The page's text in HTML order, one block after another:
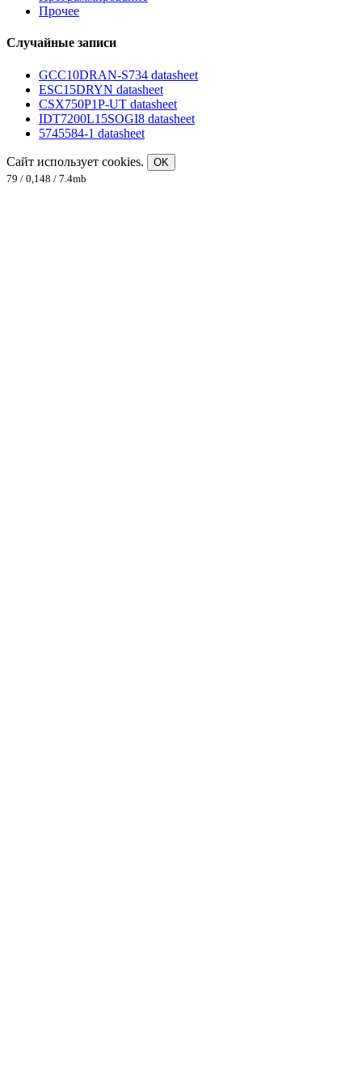
Прочее
Случайные записи
GCC10DRAN-S734 datasheet
ESC15DRYN datasheet
CSX750P1P-UT datasheet
IDT7200L15SOGI8 datasheet
5745584-1 datasheet
Сайт использует cookies.
OK
79 / 0,148 / 7.4mb